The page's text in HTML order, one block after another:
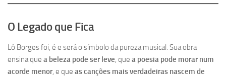
O Legado que Fica
Lô Borges foi, é e será o símbolo da pureza musical. Sua obra
ensina que a beleza pode ser leve, que a poesia pode morar num
acorde menor, e que as canções mais verdadeiras nascem de